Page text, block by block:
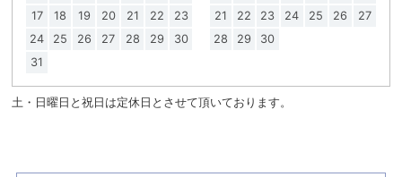
17
18 19 20 21 22
23
24
25 26 27 28 29
30
31
21
22 23 24 25 26
27
28
29 30
土・日曜日と祝日は定休日とさせて頂いております。